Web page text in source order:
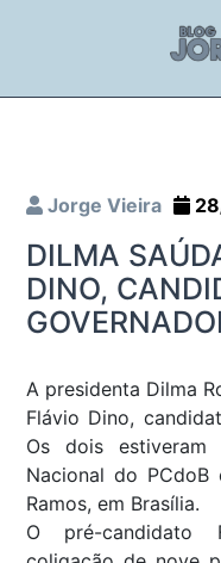
Jorge Vieira
DILMA
DINO,
A presidenta Dilma
Flávio Dino,
Os dois estiveram
Nacional do
Ramos, em Brasília.
O pré-candidato